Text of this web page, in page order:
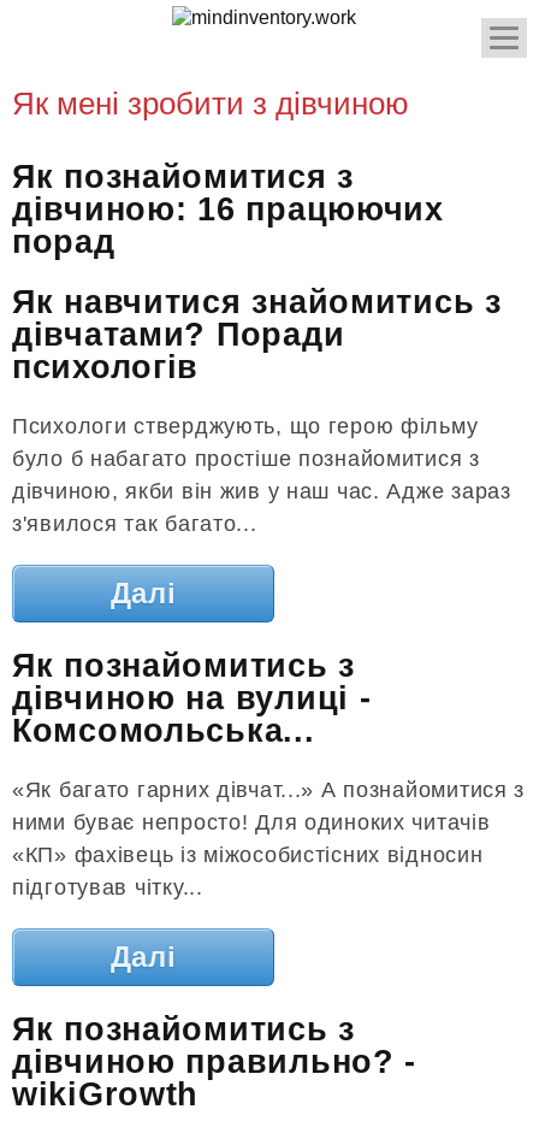
Як мені зробити з дівчиною
Як познайомитися з
дівчиною: 16 працюючих
порад
Як навчитися знайомитись з
дівчатами? Поради
психологів
Психологи стверджують, що герою фільму
було б набагато простіше познайомитися з
дівчиною, якби він жив у наш час. Адже зараз
з'явилося так багато...
Далі
Як познайомитись з
дівчиною на вулиці -
Комсомольська...
«Як багато гарних дівчат...» А познайомитися з
ними буває непросто! Для одиноких читачів
«КП» фахівець із міжособистісних відносин
підготував чітку...
Далі
Як познайомитись з
дівчиною правильно? -
wikiGrowth